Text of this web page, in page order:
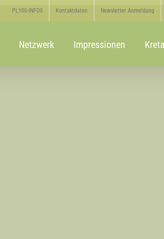
PL100-INFOS Kontaktdaten Newsletter Anmeldung
Netzwerk Impressionen